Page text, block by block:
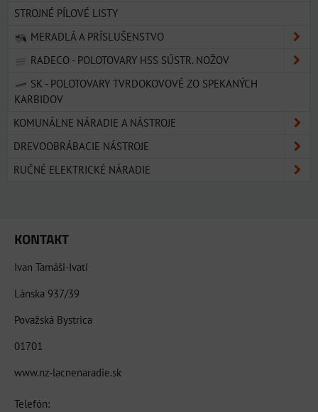
STROJNÉ PÍLOVÉ LISTY
MERADLÁ A PRÍSLUŠENSTVO
RADECO - POLOTOVARY HSS SÚSTR. NOŽOV
SK - POLOTOVARY TVRDOKOVOVÉ ZO SPEKANÝCH
KARBIDOV
KOMUNÁLNE NÁRADIE A NÁSTROJE
DREVOOBRÁBACIE NÁSTROJE
RUČNÉ ELEKTRICKÉ NÁRADIE
KONTAKT
Ivan Tamáši-Ivati
Lánska 937/39
Považská Bystrica
01701
www.nz-lacnenaradie.sk
Telefón: